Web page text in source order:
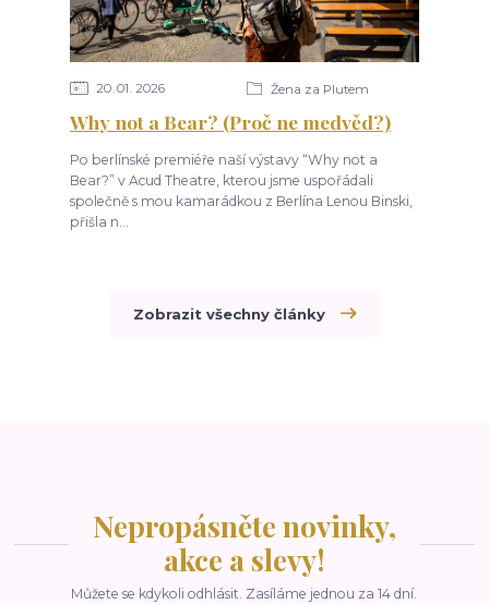
20 01 2026 Žena za Plutem
Why not a Bear? (Proč ne medvěd?)
Po berlínské premiéře naší výstavy “Why not a
Bear?” v Acud Theatre, kterou jsme uspořádali
společně s mou kamarádkou z Berlína Lenou Binski,
přišla n...
Zobrazit všechny články
Nepropásněte novinky,
akce a slevy!
Můžete se kdykoli odhlásit. Zasíláme jednou za 14 dní.